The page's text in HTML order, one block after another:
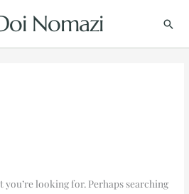
Nomazi
you’re looking for. Perhaps searching